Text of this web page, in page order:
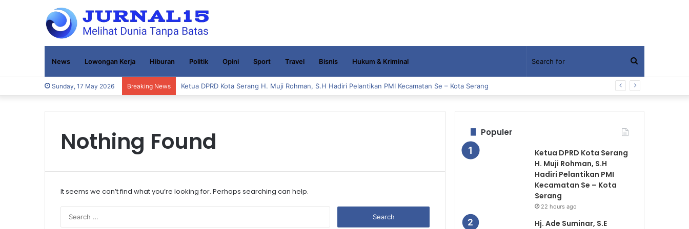
News Lowongan Kerja Hiburan Politik Opini Sport Travel Bisnis Hukum & Kriminal
for
Sunday, 17 May 2026 Breaking News Ketua DPRD Kota Serang H. Muji Rohman, S.H Hadiri Pelantikan PMI Kecamatan Se – Kota Serang
Nothing Found
It seems we can’t find what you’re looking for. Perhaps searching can help.
Populer
Ketua DPRD Kota Serang
H. Muji Rohman, S.H
Hadiri Pelantikan PMI
Kecamatan Se – Kota
Serang
22 hours ago
Hj. Ade Suminar, S.E